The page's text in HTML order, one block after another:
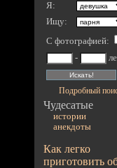
Я:
Ищу:
С фотографией:
-
Подробный
Чудесатые
истории
анекдоты
Как легко
приготовить